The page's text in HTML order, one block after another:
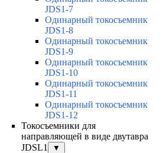
JDS1-7
Одинарный токосъемник
JDS1-8
Одинарный токосъемник
JDS1-9
Одинарный токосъемник
JDS1-10
Одинарный токосъемник
JDS1-11
Одинарный токосъемник
JDS1-12
Токосъемники для
направляющей в виде двутавра
JDSL1
▼